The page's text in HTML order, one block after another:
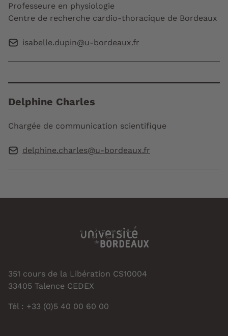
Professeure en physiologie
Centre de recherche cardio-thoracique de Bordeaux
isabelle.dupin@u-bordeaux.fr
Delphine Charles
Chargée de communication scientifique
delphine.charles@u-bordeaux.fr
351 cours de la Libération CS10004
33405 Talence CEDEX
Tél : +33 (0)5 40 00 60 00